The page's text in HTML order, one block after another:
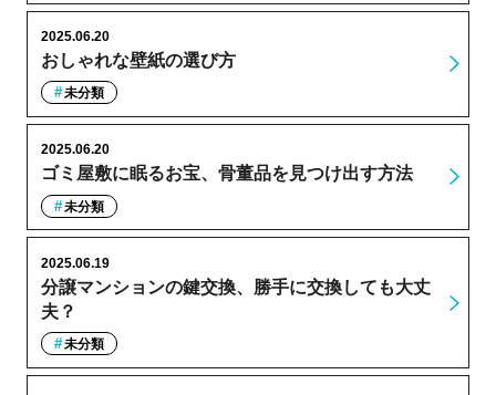
おしゃれな壁紙の選び方
2025.06.20
未分類
ゴミ屋敷に眠るお宝、骨董品を見つけ出す方法
2025.06.20
未分類
分譲マンションの鍵交換、勝手に交換しても大丈
夫？
2025.06.19
未分類